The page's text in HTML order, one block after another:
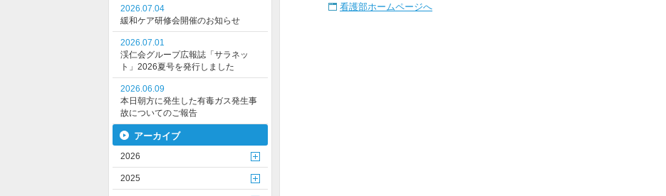
看護部ホームページへ
2026.07.04
緩和ケア研修会開催のお知らせ
2026.07.01
渓仁会グループ広報誌「サラネッ
ト」2026夏号を発行しました
2026.06.09
本日朝方に発生した有毒ガス発生事
故についてのご報告
アーカイブ
2026
2025